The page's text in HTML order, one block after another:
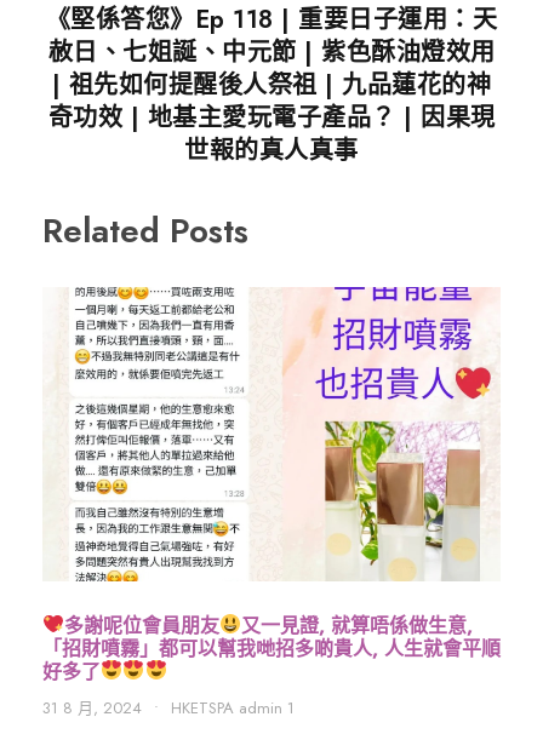
《堅係答您》Ep 118 | 重要日子運用：天
赦日、七姐誕、中元節 | 紫色酥油燈效用
| 祖先如何提醒後人祭祖 | 九品蓮花的神
奇功效 | 地基主愛玩電子產品？ | 因果現
世報的真人真事
Related Posts
多謝呢位會員朋友
又一見證, 就算唔係做生意,
「招財噴霧」都可以幫我哋招多啲貴人, 人生就會平順
好多了
31 8 月, 2024 • HKETSPA admin 1